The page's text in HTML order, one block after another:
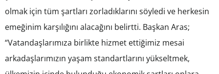
olmak için tüm şartları zorladıklarını söyledi ve herkesin
emeğinim karşılığını alacağını belirtti. Başkan Aras;
“Vatandaşlarımıza birlikte hizmet ettiğimiz mesai
arkadaşlarımızın yaşam standartlarını yükseltmek,